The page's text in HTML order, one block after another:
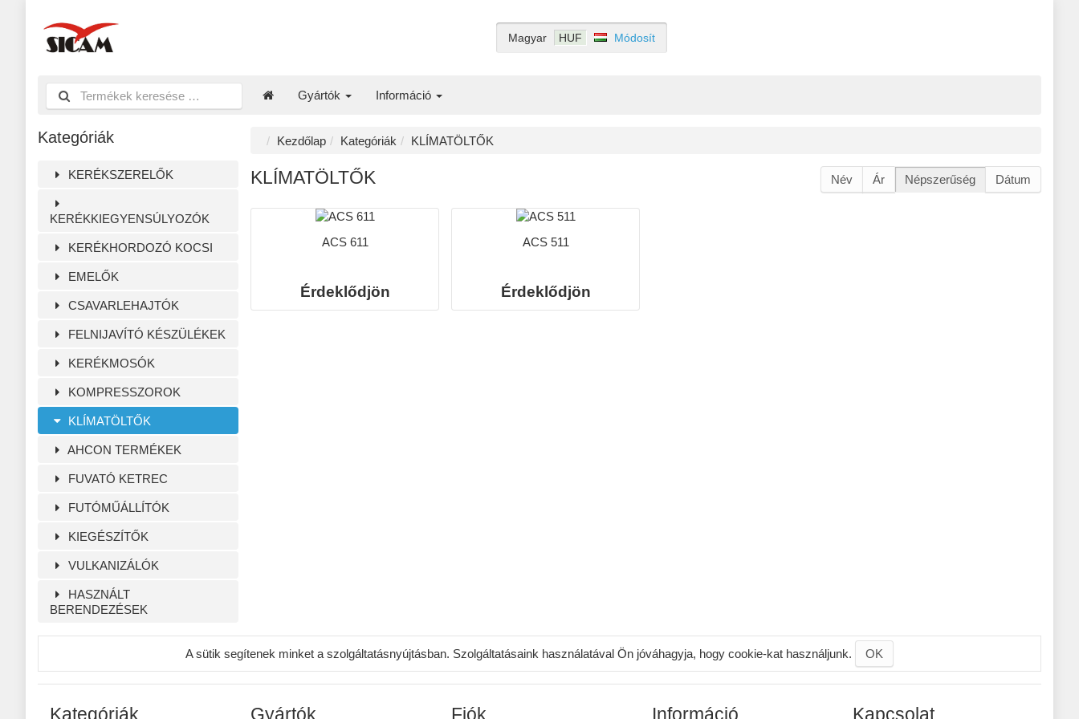
Magyar HUF Módosít
Gyártók Információ
Kategóriák
KERÉKSZERELŐK
KERÉKKIEGYENSÚLYOZÓK
KERÉKHORDOZÓ KOCSI
EMELŐK
CSAVARLEHAJTÓK
FELNIJAVÍTÓ KÉSZÜLÉKEK
KERÉKMOSÓK
KOMPRESSZOROK
KLÍMATÖLTŐK
AHCON TERMÉKEK
FUVATÓ KETREC
FUTÓMŰÁLLÍTÓK
KIEGÉSZÍTŐK
VULKANIZÁLÓK
HASZNÁLT
BERENDEZÉSEK
Kezdőlap Kategóriák KLÍMATÖLTŐK
Név Ár Népszerűség Dátum
KLÍMATÖLTŐK
ACS 611
Érdeklődjön
ACS 511
Érdeklődjön
A sütik segítenek minket a szolgáltatásnyújtásban. Szolgáltatásaink használatával Ön jóváhagyja, hogy cookie-kat használjunk. OK
Kategóriák Gyártók Fiók Információ Kapcsolat